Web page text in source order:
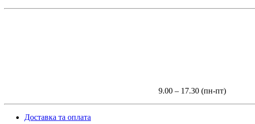
9.00 – 17.30 (пн-пт)
Доставка та оплата